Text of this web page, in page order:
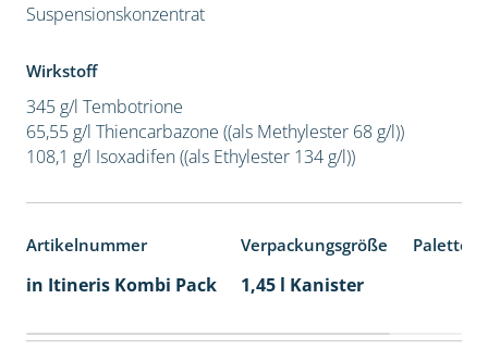
Suspensionskonzentrat
Wirkstoff
345 g/l Tembotrione
65,55 g/l Thiencarbazone ((als Methylester 68 g/l))
108,1 g/l Isoxadifen ((als Ethylester 134 g/l))
Artikelnummer Verpackungsgröße
in Itineris Kombi Pack 1,45 l Kanister